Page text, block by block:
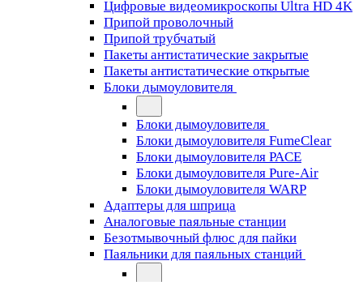
Цифровые видеомикроскопы Ultra HD 4K
Припой проволочный
Припой трубчатый
Пакеты антистатические закрытые
Пакеты антистатические открытые
Блоки дымоуловителя
Блоки дымоуловителя
Блоки дымоуловителя FumeClear
Блоки дымоуловителя PACE
Блоки дымоуловителя Pure-Air
Блоки дымоуловителя WARP
Адаптеры для шприца
Аналоговые паяльные станции
Безотмывочный флюс для пайки
Паяльники для паяльных станций